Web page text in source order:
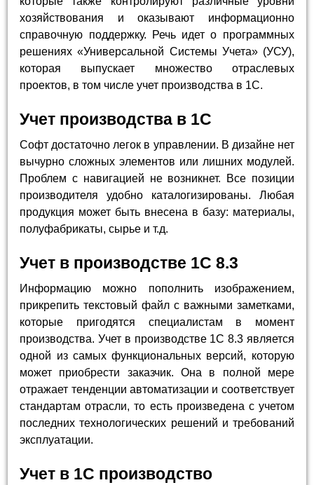
хозяйствования и оказывают информационно
справочную поддержку. Речь идет о программных
решениях «Универсальной Системы Учета» (УСУ),
которая выпускает множество отраслевых
проектов, в том числе учет производства в 1С.
Учет производства в 1С
Софт достаточно легок в управлении. В дизайне нет
вычурно сложных элементов или лишних модулей.
Проблем с навигацией не возникнет. Все позиции
производителя удобно каталогизированы. Любая
продукция может быть внесена в базу: материалы,
полуфабрикаты, сырье и т.д.
Учет в производстве 1С 8.3
Информацию можно пополнить изображением,
прикрепить текстовый файл с важными заметками,
которые пригодятся специалистам в момент
производства. Учет в производстве 1С 8.3 является
одной из самых функциональных версий, которую
может приобрести заказчик. Она в полной мере
отражает тенденции автоматизации и соответствует
стандартам отрасли, то есть произведена с учетом
последних технологических решений и требований
эксплуатации.
Учет в 1С производство